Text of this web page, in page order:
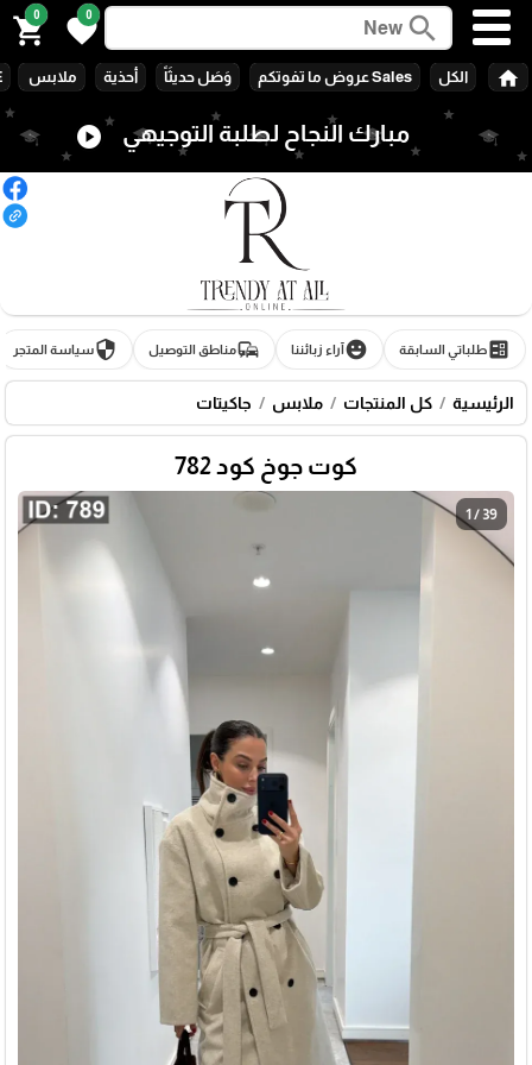
search
0
favorite
0
shopping_cart
home الكل Sales عروض ما تفوتكم وَصَل حديثَاً أحذية ملابس
مبارك النجاح لطلبة التوجيهي play_circle
ballotطلباتي السابقة emoji_emotionsآراء زبائننا commuteمناطق التوصيل securityسياسة المتجر
الرئيسية كل المنتجات ملابس جاكيتات
كوت جوخ كود 782
1 / 39